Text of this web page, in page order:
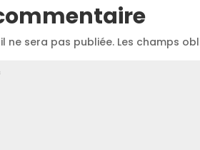
ne sera pas publiée. Les champs